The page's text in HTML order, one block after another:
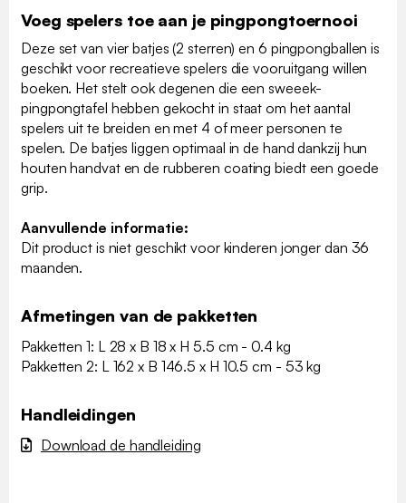
Voeg spelers toe aan je pingpongtoernooi
Deze set van vier batjes (2 sterren) en 6 pingpongballen is
geschikt voor recreatieve spelers die vooruitgang willen
boeken. Het stelt ook degenen die een sweeek-
pingpongtafel hebben gekocht in staat om het aantal
spelers uit te breiden en met 4 of meer personen te
spelen. De batjes liggen optimaal in de hand dankzij hun
houten handvat en de rubberen coating biedt een goede
grip.
Aanvullende informatie:
Dit product is niet geschikt voor kinderen jonger dan 36
maanden.
Afmetingen van de pakketten
Pakketten 1: L 28 x B 18 x H 5.5 cm - 0.4 kg
Pakketten 2: L 162 x B 146.5 x H 10.5 cm - 53 kg
Handleidingen
Download de handleiding